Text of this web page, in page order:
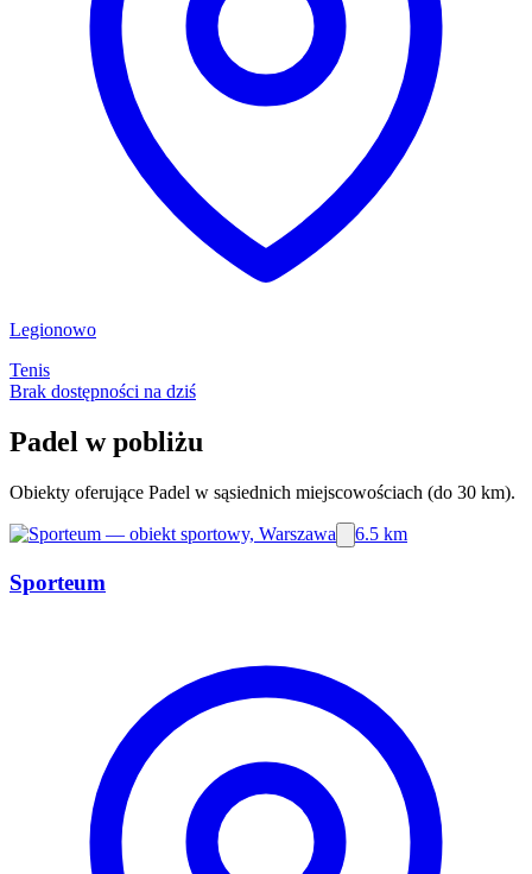
Legionowo
Tenis
Brak dostępności na dziś
Padel w pobliżu
Obiekty oferujące Padel w sąsiednich miejscowościach (do 30 km).
6.5 km
Sporteum